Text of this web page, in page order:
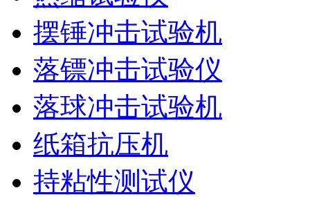
摆锤冲击试验机
落镖冲击试验仪
落球冲击试验机
纸箱抗压机
持粘性测试仪